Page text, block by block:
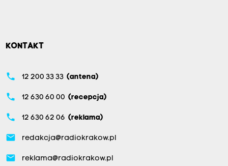
KONTAKT
phone 12 200 33 33 (antena)
phone 12 630 60 00 (recepcja)
phone 12 630 62 06 (reklama)
email redakcja@radiokrakow.pl
email reklama@radiokrakow.pl